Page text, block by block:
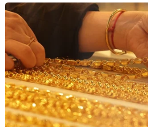
06/08/2026 08:36
Xem thêm